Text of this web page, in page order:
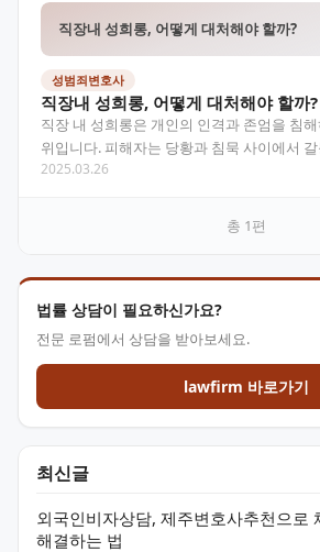
직장내 성희롱, 어떻게 대처해야 할까?
성범죄변호사
직장내 성희롱, 어떻게 대처해야 할까?
직장 내 성희롱은 개인의 인격과 존엄을 침
위입니다. 피해자는 당황과 침묵 사이에서
는 권력을 무기로 삼는 경우가 많습니다. 이
2025.03.26
총 1편
법률 상담이 필요하신가요?
전문 로펌에서 상담을 받아보세요.
lawfirm 바로가기
최신글
외국인비자상담, 제주변호사추천으로
해결하는 법